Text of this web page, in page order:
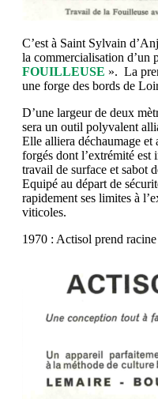
C’est à Saint Sylvain
la commercialisation d’un
FOUILLEUSE ». La
une forge des bords de
D’une largeur de deux
sera un outil polyvalent
Elle alliera déchaumage et
forgés dont l’extrémité est
travail de surface et sabot
Equipé au départ de
rapidement ses limites à
viticoles.
1970 : Actisol prend racine